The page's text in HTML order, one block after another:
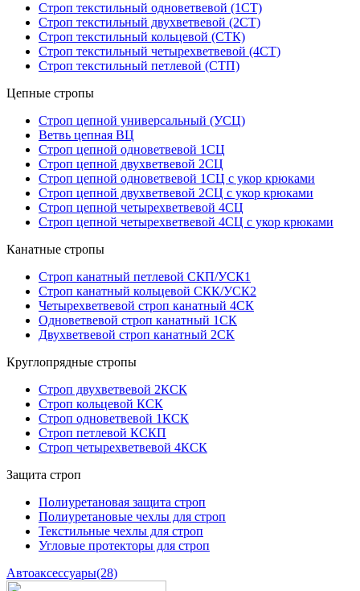
Строп текстильный одноветвевой (1СТ)
Строп текстильный двухветвевой (2СТ)
Строп текстильный кольцевой (СТК)
Строп текстильный четырехветвевой (4СТ)
Строп текстильный петлевой (СТП)
Цепные стропы
Строп цепной универсальный (УСЦ)
Ветвь цепная ВЦ
Строп цепной одноветвевой 1СЦ
Строп цепной двухветвевой 2СЦ
Строп цепной одноветвевой 1СЦ с укор крюками
Строп цепной двухветвевой 2СЦ с укор крюками
Строп цепной четырехветвевой 4СЦ
Строп цепной четырехветвевой 4СЦ с укор крюками
Канатные стропы
Строп канатный петлевой СКП/УСК1
Строп канатный кольцевой СКК/УСК2
Четырехветвевой строп канатный 4СК
Одноветвевой строп канатный 1СК
Двухветвевой строп канатный 2СК
Круглопрядные стропы
Строп двухветвевой 2КСК
Строп кольцевой КСК
Строп одноветвевой 1КСК
Строп петлевой КСКП
Строп четырехветвевой 4КСК
Защита строп
Полиуретановая защита строп
Полиуретановые чехлы для строп
Текстильные чехлы для строп
Угловые протекторы для строп
Автоаксессуары(28)